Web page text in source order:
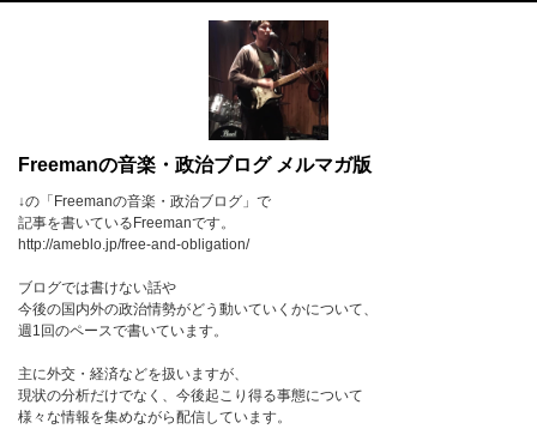
Freemanの音楽・政治ブログ メルマガ版
↓の「Freemanの音楽・政治ブログ」で
記事を書いているFreemanです。
http://ameblo.jp/free-and-obligation/
ブログでは書けない話や
今後の国内外の政治情勢がどう動いていくかについて、
週1回のペースで書いています。
主に外交・経済などを扱いますが、
現状の分析だけでなく、今後起こり得る事態について
様々な情報を集めながら配信しています。